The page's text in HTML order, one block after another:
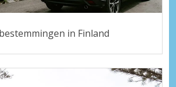
in Finland